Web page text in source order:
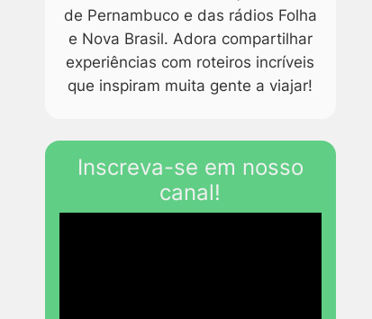
de Pernambuco e das rádios Folha
e Nova Brasil. Adora compartilhar
experiências com roteiros incríveis
que inspiram muita gente a viajar!
Inscreva-se em nosso
canal!